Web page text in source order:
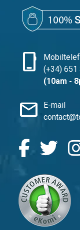
phone_iphone
(+34) 651
(10am -
mail
E-mail